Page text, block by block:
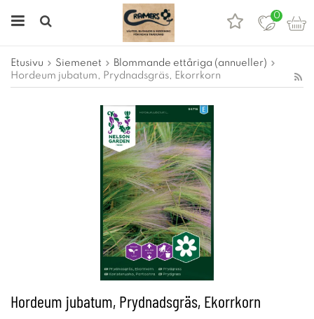
0
Etusivu Siemenet
Blommande ettåriga (annueller)
Hordeum jubatum, Prydnadsgräs, Ekorrkorn
Hordeum jubatum, Prydnadsgräs, Ekorrkorn